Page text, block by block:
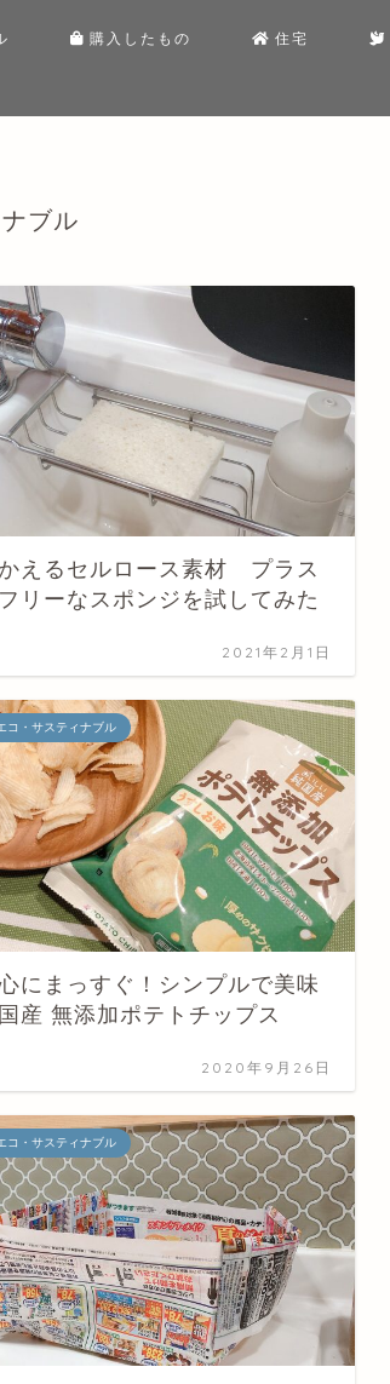
購入したもの 住宅
ブル
えるセルロース素材 プラス
リーなスポンジを試してみた
2021年2月1日
コ・サスティナブル
にまっすぐ！シンプルで美味
産 無添加ポテトチップス
2020年9月26日
コ・サスティナブル